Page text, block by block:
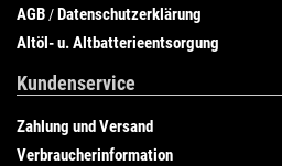
AGB /Datenschutzerklärung
Altöl- u. Altbatterieentsorgung
Kundenservice
Zahlung und Versand
Verbraucherinformation